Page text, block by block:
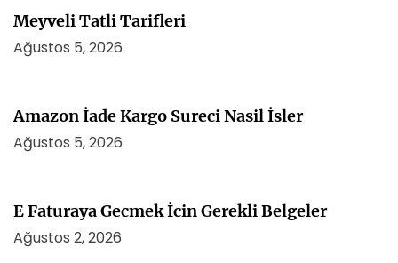
Meyveli Tatli Tarifleri
Ağustos 5, 2026
Amazon İade Kargo Sureci Nasil İsler
Ağustos 5, 2026
E Faturaya Gecmek İcin Gerekli Belgeler
Ağustos 2, 2026